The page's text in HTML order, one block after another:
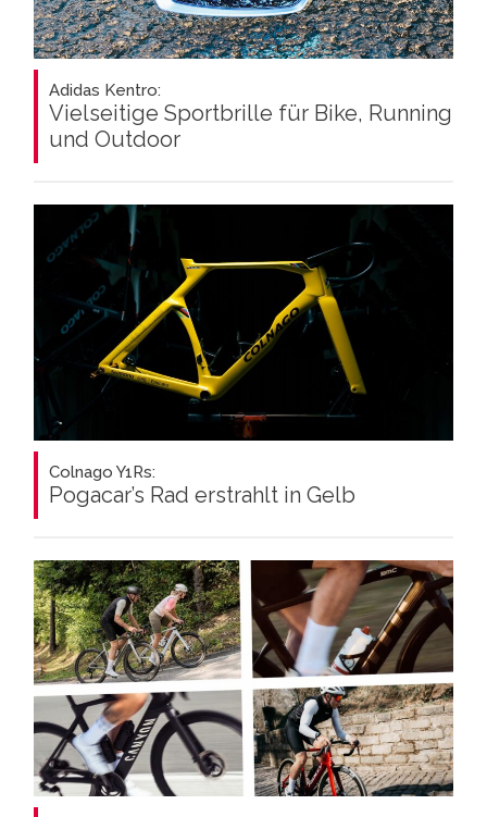
Adidas Kentro:
Vielseitige Sportbrille für Bike, Running
und Outdoor
Colnago Y1Rs:
Pogacar’s Rad erstrahlt in Gelb